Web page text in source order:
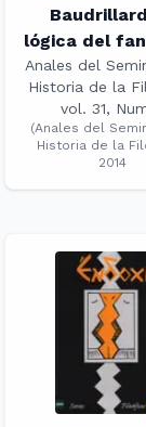
lógica del
Anales del
Historia de la
vol. 31,
(Anales del
Historia de la
2014